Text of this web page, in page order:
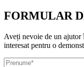
FORMULAR
Aveți nevoie de un ajutor
interesat pentru o